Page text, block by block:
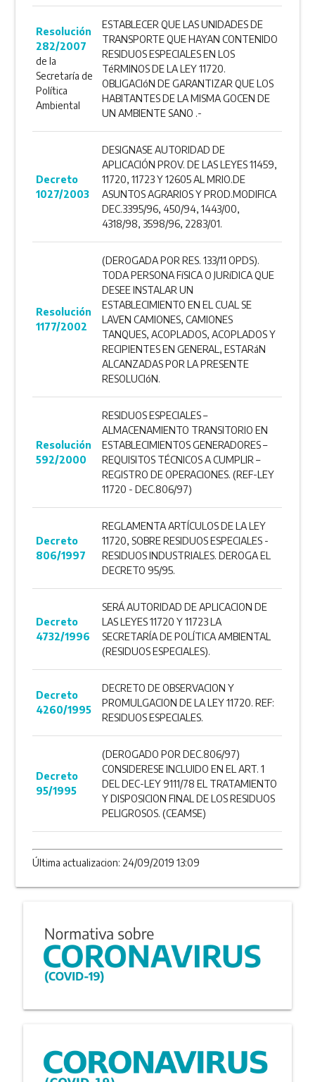
Resolución
282/2007
de la
Secretaría de
Política
Ambiental
ESTABLECER QUE LAS UNIDADES DE
TRANSPORTE QUE HAYAN CONTENIDO
RESIDUOS ESPECIALES EN LOS
TéRMINOS DE LA LEY 11720.
OBLIGACIóN DE GARANTIZAR QUE LOS
HABITANTES DE LA MISMA GOCEN DE
UN AMBIENTE SANO .-
Decreto
1027/2003
DESIGNASE AUTORIDAD DE
APLICACIÓN PROV. DE LAS LEYES 11459,
11720, 11723 Y 12605 AL MRIO.DE
ASUNTOS AGRARIOS Y PROD.MODIFICA
DEC.3395/96, 450/94, 1443/00,
4318/98, 3598/96, 2283/01.
Resolución
1177/2002
(DEROGADA POR RES. 133/11 OPDS).
TODA PERSONA FíSICA O JURíDICA QUE
DESEE INSTALAR UN
ESTABLECIMIENTO EN EL CUAL SE
LAVEN CAMIONES, CAMIONES
TANQUES, ACOPLADOS, ACOPLADOS Y
RECIPIENTES EN GENERAL, ESTARáN
ALCANZADAS POR LA PRESENTE
RESOLUCIóN.
Resolución
592/2000
RESIDUOS ESPECIALES –
ALMACENAMIENTO TRANSITORIO EN
ESTABLECIMIENTOS GENERADORES –
REQUISITOS TÉCNICOS A CUMPLIR –
REGISTRO DE OPERACIONES. (REF-LEY
11720 - DEC.806/97)
Decreto
806/1997
REGLAMENTA ARTÍCULOS DE LA LEY
11720, SOBRE RESIDUOS ESPECIALES -
RESIDUOS INDUSTRIALES. DEROGA EL
DECRETO 95/95.
Decreto
4732/1996
SERÁ AUTORIDAD DE APLICACION DE
LAS LEYES 11720 Y 11723 LA
SECRETARÍA DE POLÍTICA AMBIENTAL
(RESIDUOS ESPECIALES).
Decreto
4260/1995
DECRETO DE OBSERVACION Y
PROMULGACION DE LA LEY 11720. REF:
RESIDUOS ESPECIALES.
Decreto
95/1995
(DEROGADO POR DEC.806/97)
CONSIDERESE INCLUIDO EN EL ART. 1
DEL DEC-LEY 9111/78 EL TRATAMIENTO
Y DISPOSICION FINAL DE LOS RESIDUOS
PELIGROSOS. (CEAMSE)
Última actualizacion: 24/09/2019 13:09